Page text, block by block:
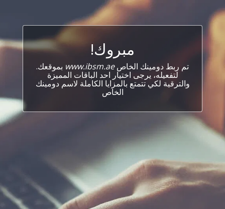
مبروك!
تم ربط دومينك الخاصwww.ibsm.ae بموقعك.
لتفعيله، يرجى اختيار احد الباقات المميزة
والترقية لكي تتمتع بالمزايا الكاملة لاسم دومينك
الخاص